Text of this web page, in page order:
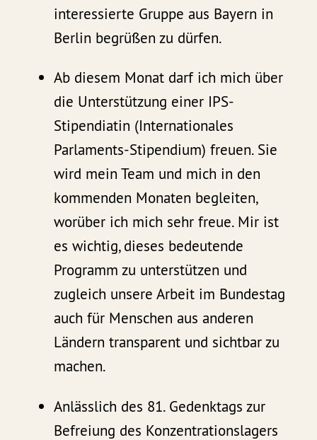
interessierte Gruppe aus Bayern in
Berlin begrüßen zu dürfen.
Ab diesem Monat darf ich mich über
die Unterstützung einer IPS-
Stipendiatin (Internationales
Parlaments-Stipendium) freuen. Sie
wird mein Team und mich in den
kommenden Monaten begleiten,
worüber ich mich sehr freue. Mir ist
es wichtig, dieses bedeutende
Programm zu unterstützen und
zugleich unsere Arbeit im Bundestag
auch für Menschen aus anderen
Ländern transparent und sichtbar zu
machen.
Anlässlich des 81. Gedenktags zur
Befreiung des Konzentrationslagers